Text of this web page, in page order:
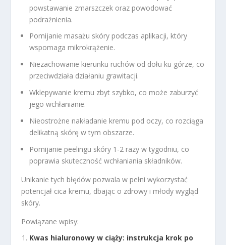
powstawanie zmarszczek oraz powodować
podrażnienia.
Pomijanie masażu skóry podczas aplikacji, który
wspomaga mikrokrążenie.
Niezachowanie kierunku ruchów od dołu ku górze, co
przeciwdziała działaniu grawitacji.
Wklepywanie kremu zbyt szybko, co może zaburzyć
jego wchłanianie.
Nieostrożne nakładanie kremu pod oczy, co rozciąga
delikatną skórę w tym obszarze.
Pomijanie peelingu skóry 1-2 razy w tygodniu, co
poprawia skuteczność wchłaniania składników.
Unikanie tych błędów pozwala w pełni wykorzystać
potencjał cica kremu, dbając o zdrowy i młody wygląd
skóry.
Powiązane wpisy:
Kwas hialuronowy w ciąży: instrukcja krok po